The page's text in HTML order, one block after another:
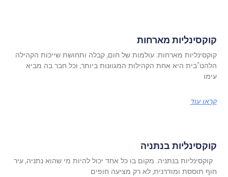
קוקסינליות מארחות
קוקסינליות מארחות: עולמות של חום, קבלה ותחושת שייכות הקהילה
הלהט"בית היא אחת הקהילות המגוונות ביותר, וכל חבר בה מביא
עימו
קראו עוד
קוקסינליות בנתניה
קוקסינליות בנתניה: מקום בו כל אחד יכול להיות מי שהוא נתניה, עיר
חוף תוססת ומודרנית, לא רק מציעה חופים